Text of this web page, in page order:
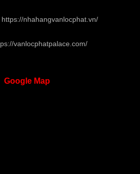
https://nhahangvanlocphat.vn/
vanlocphatpalace.com/
GoogleMap